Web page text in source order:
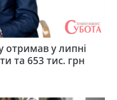
отримав у липні
та 653 тис. грн